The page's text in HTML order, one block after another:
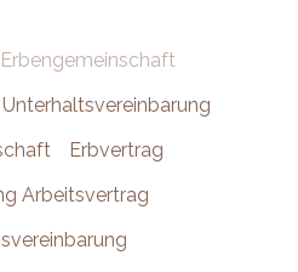
Unterhaltsvereinbarung
Erbvertrag
Arbeitsvertrag